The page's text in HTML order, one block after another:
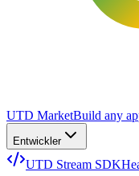
UTD MarketBuild any
Entwickler
UTD Stream SDK